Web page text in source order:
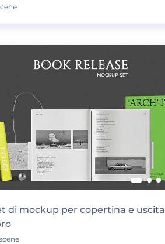
di mockup per copertina e uscita